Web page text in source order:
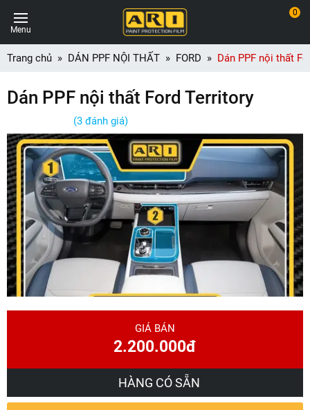
Menu
0
Trang chủ DÁN PPF NỘI THẤT FORD Dán PPF nội thất
Dán PPF nội thất Ford Territory
(3 đánh giá)
GIÁ BÁN
2.200.000đ
HÀNG CÓ SẴN